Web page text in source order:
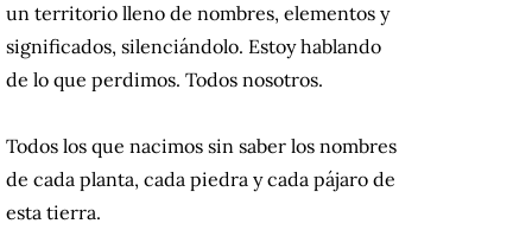
un territorio lleno de nombres, elementos y
significados, silenciándolo. Estoy hablando
de lo que perdimos. Todos nosotros.
Todos los que nacimos sin saber los nombres
de cada planta, cada piedra y cada pájaro de
esta tierra.